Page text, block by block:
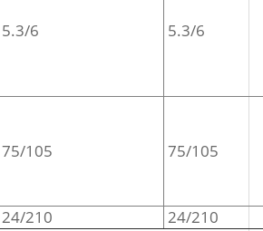
5.3/6 5.3/6
75/105 75/105
24/210 24/210